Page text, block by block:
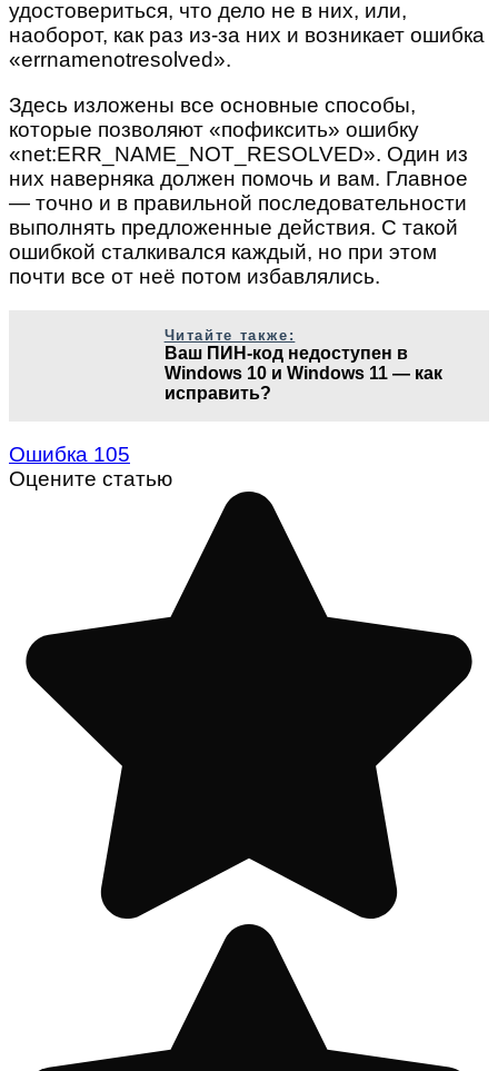
удостовериться, что дело не в них, или,
наоборот, как раз из-за них и возникает ошибка
«errnamenotresolved».
Здесь изложены все основные способы,
которые позволяют «пофиксить» ошибку
«net:ERR_NAME_NOT_RESOLVED». Один из
них наверняка должен помочь и вам. Главное
— точно и в правильной последовательности
выполнять предложенные действия. С такой
ошибкой сталкивался каждый, но при этом
почти все от неё потом избавлялись.
Читайте также:
Ваш ПИН-код недоступен в
Windows 10 и Windows 11 — как
исправить?
Ошибка 105
Оцените статью